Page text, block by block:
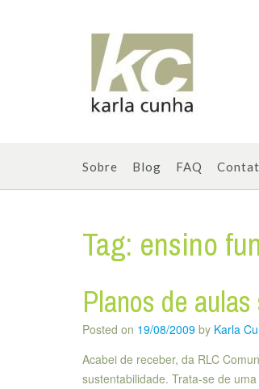
Sobre Blog FAQ
Tag: ensino
Planos de
Posted on 19/08/2009 by Karla
Acabei de receber, da RLC
sustentabilidade. Trata-se de